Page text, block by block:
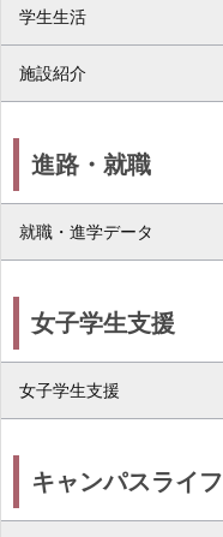
学生生活
施設紹介
進路・就職
就職・進学データ
女子学生支援
女子学生支援
キャンパスライフ